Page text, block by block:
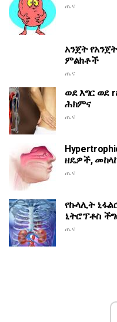
ጤና
አንጀት
ምልክቶች
ጤና
ወደ እግር ወደ
ሕክምና
ጤና
ዘዴዎች,
ጤና
የኩላሊት
ኒትሮፕቶስ
ጤና